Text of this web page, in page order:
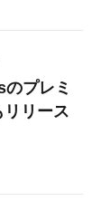
プレミ
リース